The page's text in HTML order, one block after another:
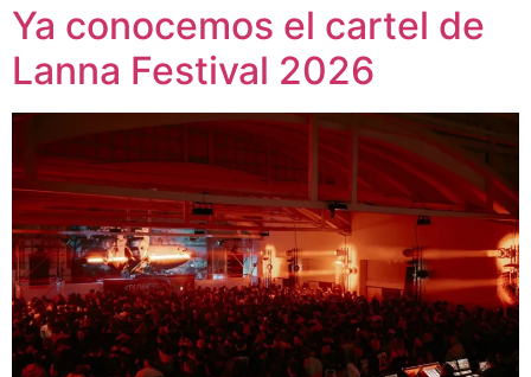
Ya conocemos el cartel de
Lanna Festival 2026